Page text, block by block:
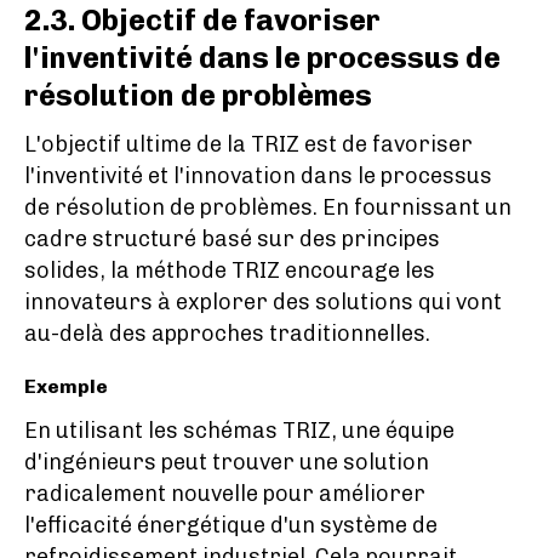
2.3. Objectif de favoriser
l'inventivité dans le processus de
résolution de problèmes
L'objectif ultime de la TRIZ est de favoriser
l'inventivité et l'innovation dans le processus
de résolution de problèmes. En fournissant un
cadre structuré basé sur des principes
solides, la méthode TRIZ encourage les
innovateurs à explorer des solutions qui vont
au-delà des approches traditionnelles.
Exemple
En utilisant les schémas TRIZ, une équipe
d'ingénieurs peut trouver une solution
radicalement nouvelle pour améliorer
l'efficacité énergétique d'un système de